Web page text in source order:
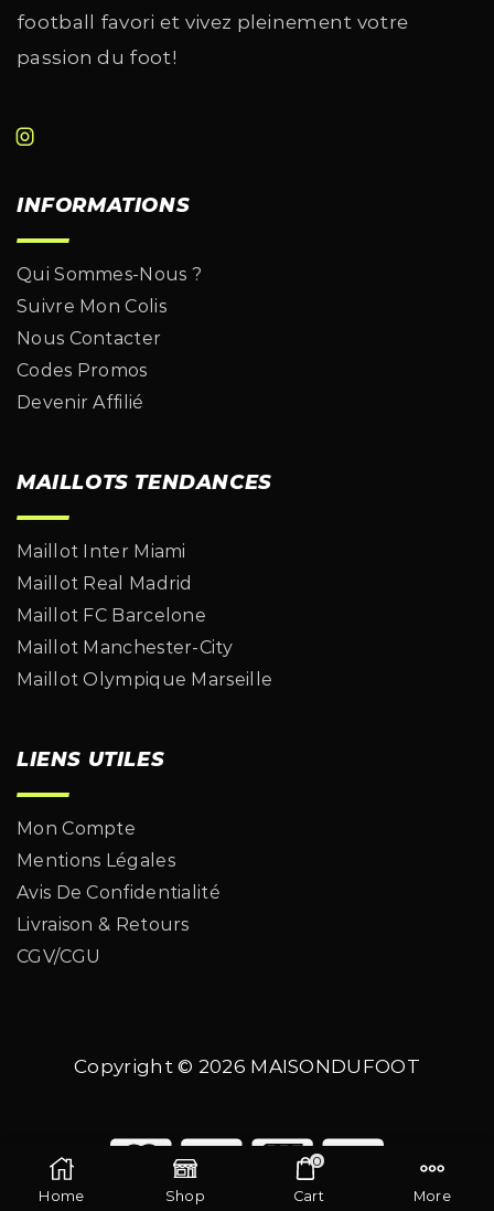
football favori et vivez pleinement votre
passion du foot!
INFORMATIONS
Qui Sommes-Nous ?
Suivre Mon Colis
Nous Contacter
Codes Promos
Devenir Affilié
MAILLOTS TENDANCES
Maillot Inter Miami
Maillot Real Madrid
Maillot FC Barcelone
Maillot Manchester-City
Maillot Olympique Marseille
LIENS UTILES
Mon Compte
Mentions Légales
Avis De Confidentialité
Livraison & Retours
CGV/CGU
Copyright © 2026 MAISONDUFOOT
Home Shop
0
Cart More